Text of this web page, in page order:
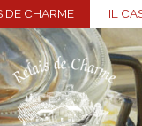
DE CHARME IL